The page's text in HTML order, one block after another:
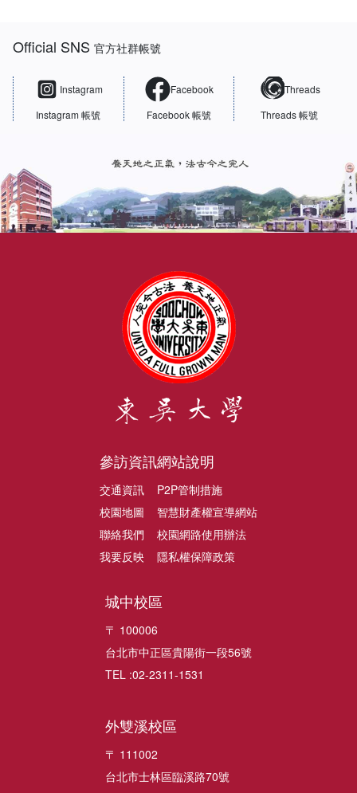
Official SNS官方社群帳號
Instagram
Instagram 帳號
Facebook
Facebook 帳號
Threads
Threads 帳號
參訪資訊
交通資訊
校園地圖
聯絡我們
我要反映
網站說明
P2P管制措施
智慧財產權宣導網站
校園網路使用辦法
隱私權保障政策
城中校區
〒 100006
台北市中正區貴陽街一段56號
TEL :02-2311-1531
外雙溪校區
〒 111002
台北市士林區臨溪路70號